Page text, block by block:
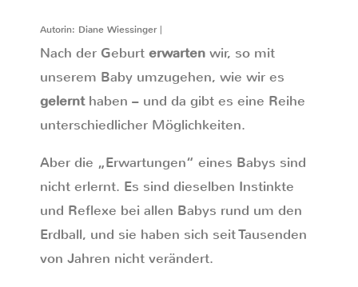
Autorin: Diane Wiessinger |
Nach der Geburt erwarten wir, so mit
unserem Baby umzugehen, wie wir es
gelernthaben – und da gibt es eine Reihe
unterschiedlicher Möglichkeiten.
Aber die „Erwartungen“ eines Babys sind
nicht erlernt. Es sind dieselben Instinkte
und Reflexe bei allen Babys rund um den
Erdball, und sie haben sich seit Tausenden
von Jahren nicht verändert.